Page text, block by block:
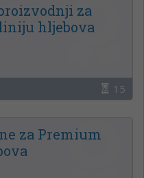
za
hljebova
15
za Premium